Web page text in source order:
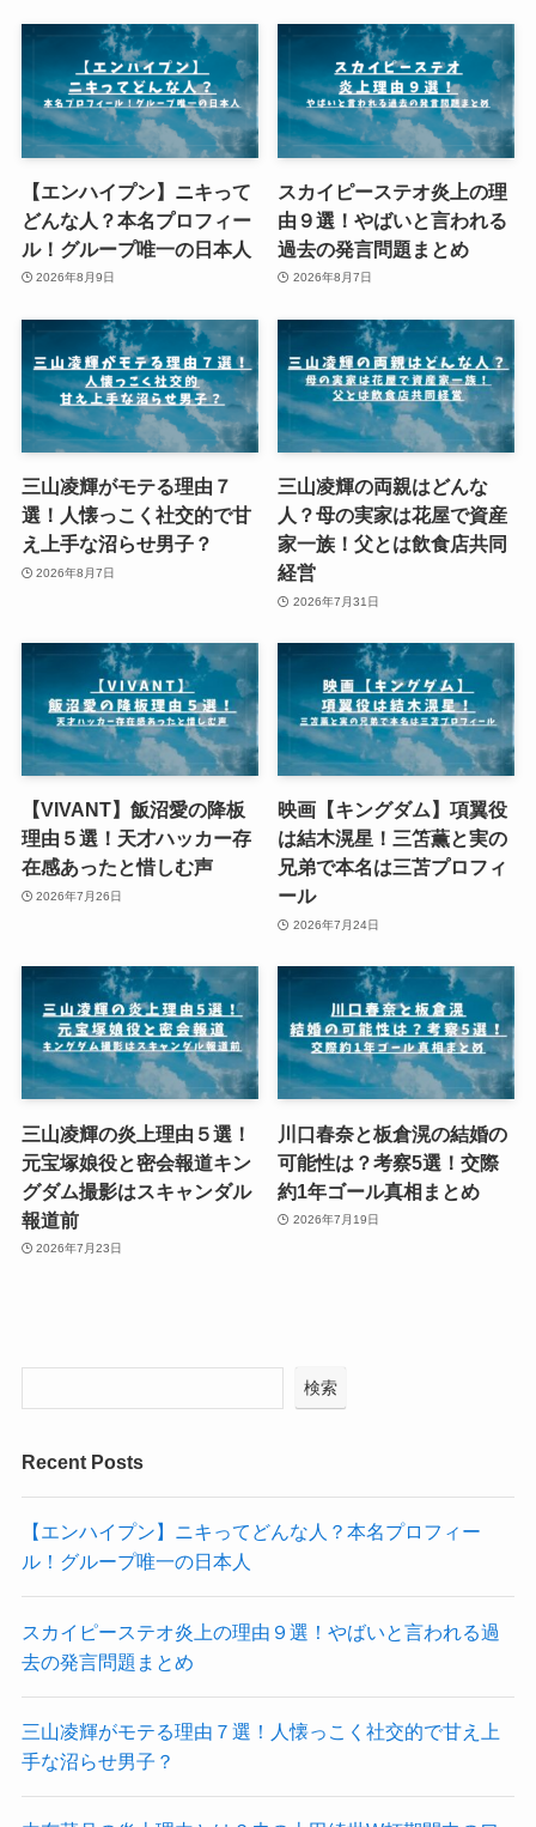
【エンハイプン】ニキって
どんな人？本名プロフィー
ル！グループ唯一の日本人
2026年8月9日
スカイピーステオ炎上の理
由９選！やばいと言われる
過去の発言問題まとめ
2026年8月7日
三山凌輝がモテる理由７
選！人懐っこく社交的で甘
え上手な沼らせ男子？
2026年8月7日
三山凌輝の両親はどんな
人？母の実家は花屋で資産
家一族！父とは飲食店共同
経営
2026年7月31日
【VIVANT】飯沼愛の降板
理由５選！天才ハッカー存
在感あったと惜しむ声
2026年7月26日
映画【キングダム】項翼役
は結木滉星！三笘薫と実の
兄弟で本名は三苫プロフィ
ール
2026年7月24日
三山凌輝の炎上理由５選！
元宝塚娘役と密会報道キン
グダム撮影はスキャンダル
報道前
2026年7月23日
川口春奈と板倉滉の結婚の
可能性は？考察5選！交際
約1年ゴール真相まとめ
2026年7月19日
検索
Recent Posts
【エンハイプン】ニキってどんな人？本名プロフィー
ル！グループ唯一の日本人
スカイピーステオ炎上の理由９選！やばいと言われる過
去の発言問題まとめ
三山凌輝がモテる理由７選！人懐っこく社交的で甘え上
手な沼らせ男子？